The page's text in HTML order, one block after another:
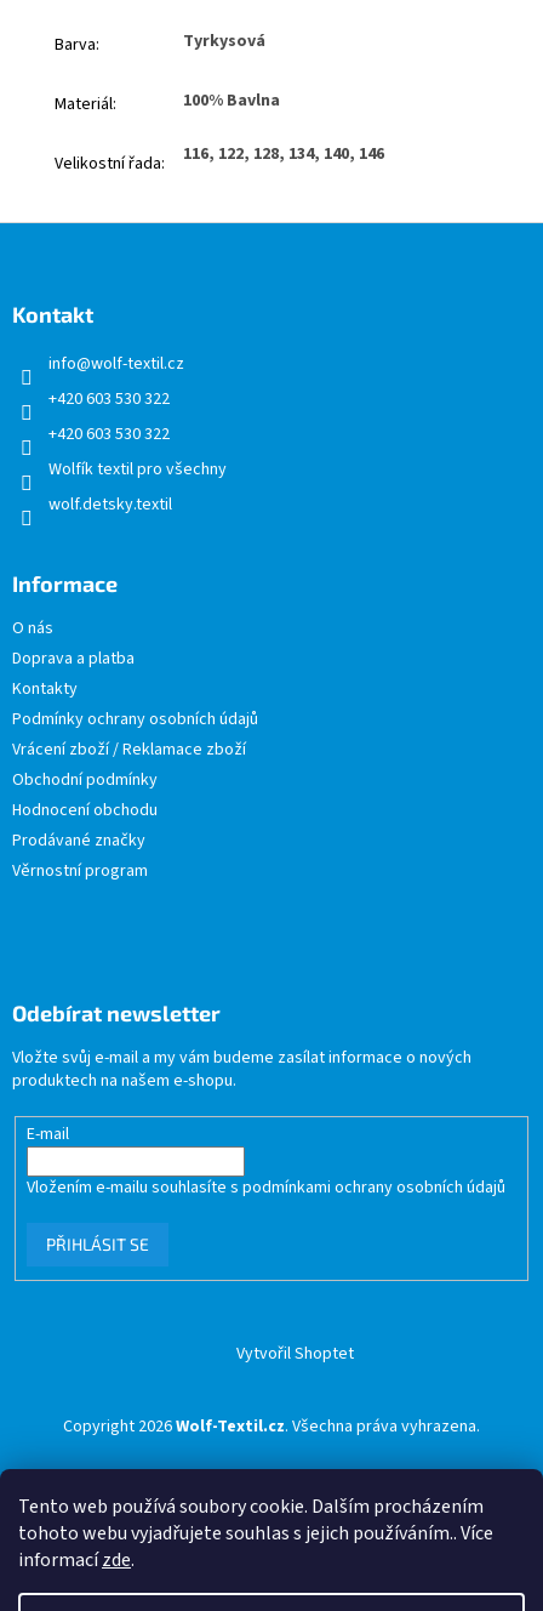
Tento web používá soubory cookie. Dalším procházením
tohoto webu vyjadřujete souhlas s jejich používáním.. Více
informacízde.
Barva: Tyrkysová
Materiál: 100% Bavlna
Velikostní řada: 116, 122, 128, 134, 140, 146
Kontakt
info@wolf-textil.cz
+420 603 530 322
+420 603 530 322
Wolfík textil pro všechny
wolf.detsky.textil
Informace
O nás
Doprava a platba
Kontakty
Podmínky ochrany osobních údajů
Vrácení zboží / Reklamace zboží
Obchodní podmínky
Hodnocení obchodu
Prodávané značky
Věrnostní program
Odebírat newsletter
Vložte svůj e-mail a my vám budeme zasílat informace o nových
produktech na našem e-shopu.
E-mail
Vložením e-mailu souhlasíte s podmínkami ochrany osobních údajů
PŘIHLÁSIT SE
Vytvořil Shoptet
Copyright 2026Wolf-Textil.cz. Všechna práva vyhrazena.